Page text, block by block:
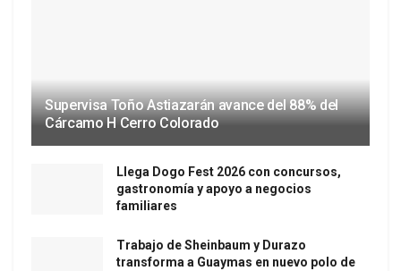
Supervisa Toño Astiazarán avance del 88% del
Cárcamo H Cerro Colorado
Llega Dogo Fest 2026 con concursos,
gastronomía y apoyo a negocios
familiares
Trabajo de Sheinbaum y Durazo
transforma a Guaymas en nuevo polo de